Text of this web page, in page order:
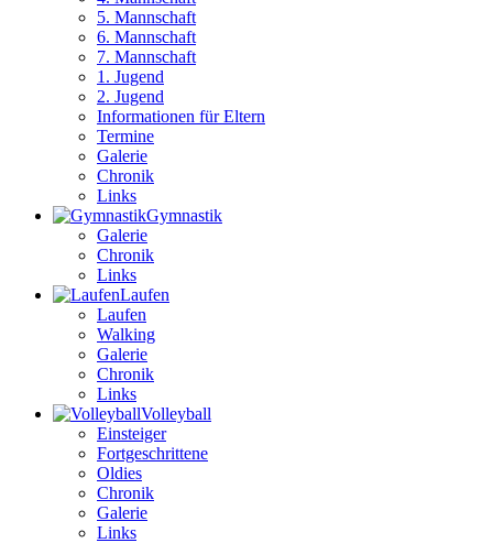
5. Mannschaft
6. Mannschaft
7. Mannschaft
1. Jugend
2. Jugend
Informationen für Eltern
Termine
Galerie
Chronik
Links
Gym­nastik
Galerie
Chronik
Links
Lau­fen
Laufen
Walking
Galerie
Chronik
Links
Volley­ball
Einsteiger
Fortgeschrittene
Oldies
Chronik
Galerie
Links